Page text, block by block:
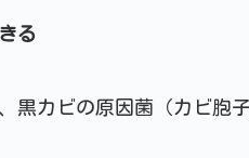
る
黒カビの原因菌（カビ胞